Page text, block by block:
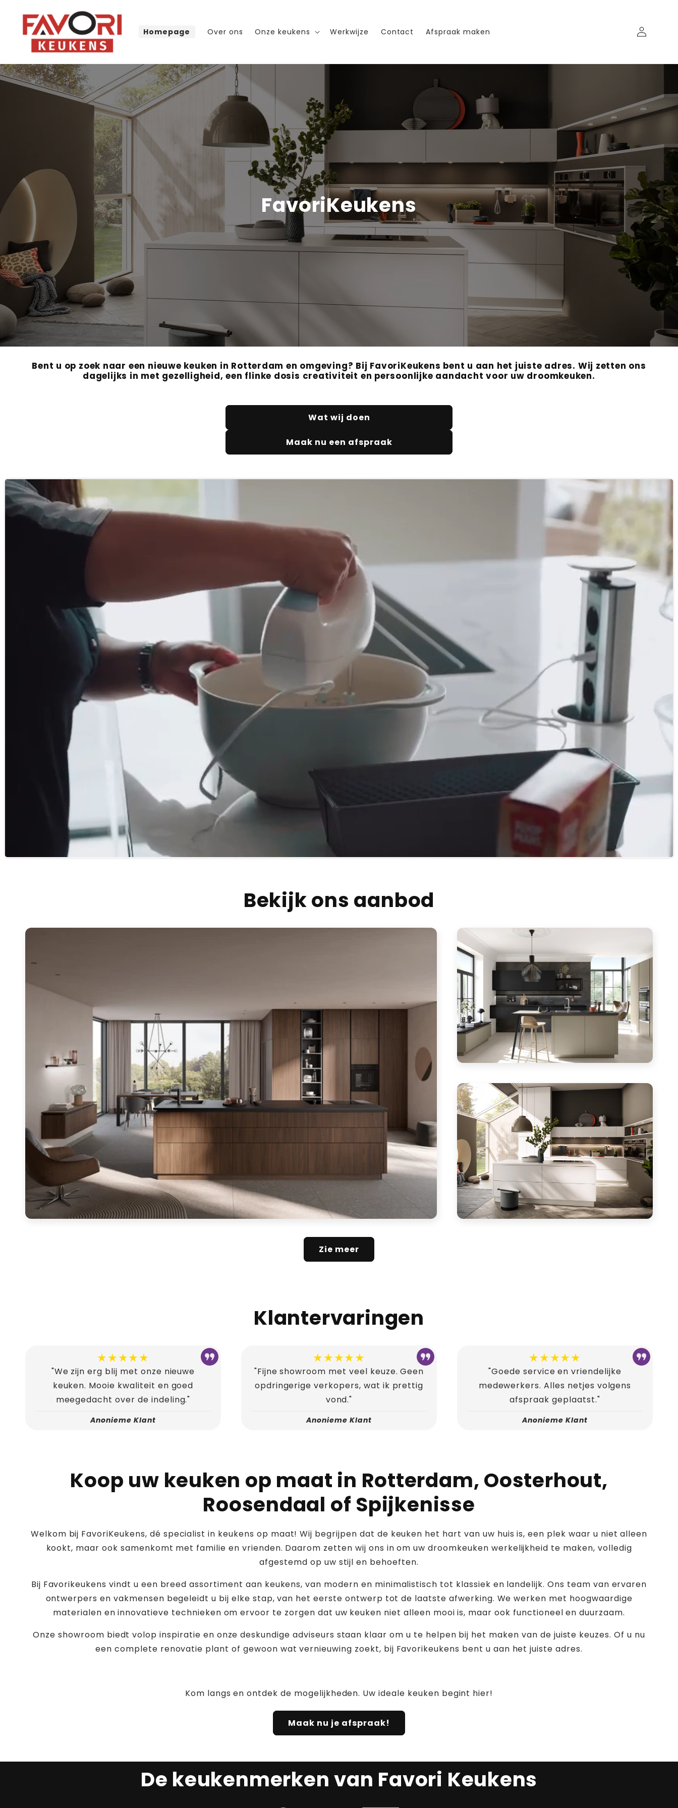
naar de
content
Homepage Over ons Onze keukens Werkwijze Contact Afspraak maken Inloggen
FavoriKeukens
Bent u op zoek naar een nieuwe keuken in Rotterdam en omgeving? Bij FavoriKeukens bent u aan het juiste adres. Wij zetten ons
dagelijks in met gezelligheid, een flinke dosis creativiteit en persoonlijke aandacht voor uw droomkeuken.
Wat wij doen
Maak nu een afspraak
Bekijk ons aanbod
Zie meer
Klantervaringen
★★★★★
"We zijn erg blij met onze nieuwe
keuken. Mooie kwaliteit en goed
meegedacht over de indeling."
Anonieme Klant
★★★★★
"Fijne showroom met veel keuze. Geen
opdringerige verkopers, wat ik prettig
vond."
Anonieme Klant
★★★★★
"Goede service en vriendelijke
medewerkers. Alles netjes volgens
afspraak geplaatst."
Anonieme Klant
Koop uw keuken op maat in Rotterdam, Oosterhout,
Roosendaal of Spijkenisse
Welkom bij FavoriKeukens, dé specialist in keukens op maat! Wij begrijpen dat de keuken het hart van uw huis is, een plek waar u niet alleen
kookt, maar ook samenkomt met familie en vrienden. Daarom zetten wij ons in om uw droomkeuken werkelijkheid te maken, volledig
afgestemd op uw stijl en behoeften.
Bij Favorikeukens vindt u een breed assortiment aan keukens, van modern en minimalistisch tot klassiek en landelijk. Ons team van ervaren
ontwerpers en vakmensen begeleidt u bij elke stap, van het eerste ontwerp tot de laatste afwerking. We werken met hoogwaardige
materialen en innovatieve technieken om ervoor te zorgen dat uw keuken niet alleen mooi is, maar ook functioneel en duurzaam.
Onze showroom biedt volop inspiratie en onze deskundige adviseurs staan klaar om u te helpen bij het maken van de juiste keuzes. Of u nu
een complete renovatie plant of gewoon wat vernieuwing zoekt, bij Favorikeukens bent u aan het juiste adres.
Kom langs en ontdek de mogelijkheden. Uw ideale keuken begint hier!
Maak nu je afspraak!
De keukenmerken van Favori Keukens